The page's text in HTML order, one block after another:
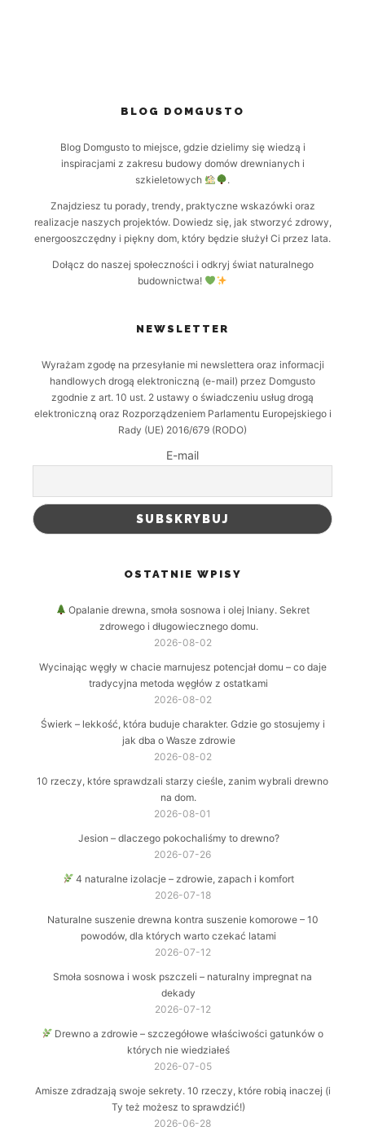
BLOG DOMGUSTO
Blog Domgusto to miejsce, gdzie dzielimy się wiedzą i
inspiracjami z zakresu budowy domów drewnianych i
szkieletowych
.
Znajdziesz tu porady, trendy, praktyczne wskazówki oraz
realizacje naszych projektów. Dowiedz się, jak stworzyć zdrowy,
energooszczędny i piękny dom, który będzie służył Ci przez lata.
Dołącz do naszej społeczności i odkryj świat naturalnego
budownictwa!
NEWSLETTER
Wyrażam zgodę na przesyłanie mi newslettera oraz informacji
handlowych drogą elektroniczną (e-mail) przez Domgusto
zgodnie z art. 10 ust. 2 ustawy o świadczeniu usług drogą
elektroniczną oraz Rozporządzeniem Parlamentu Europejskiego i
Rady (UE) 2016/679 (RODO)
E-mail
OSTATNIE WPISY
Opalanie drewna, smoła sosnowa i olej lniany. Sekret
zdrowego i długowiecznego domu.
2026-08-02
Wycinając węgły w chacie marnujesz potencjał domu – co daje
tradycyjna metoda węgłów z ostatkami
2026-08-02
Świerk – lekkość, która buduje charakter. Gdzie go stosujemy i
jak dba o Wasze zdrowie
2026-08-02
10 rzeczy, które sprawdzali starzy cieśle, zanim wybrali drewno
na dom.
2026-08-01
Jesion – dlaczego pokochaliśmy to drewno?
2026-07-26
4 naturalne izolacje – zdrowie, zapach i komfort
2026-07-18
Naturalne suszenie drewna kontra suszenie komorowe – 10
powodów, dla których warto czekać latami
2026-07-12
Smoła sosnowa i wosk pszczeli – naturalny impregnat na
dekady
2026-07-12
Drewno a zdrowie – szczegółowe właściwości gatunków o
których nie wiedziałeś
2026-07-05
Amisze zdradzają swoje sekrety. 10 rzeczy, które robią inaczej (i
Ty też możesz to sprawdzić!)
2026-06-28